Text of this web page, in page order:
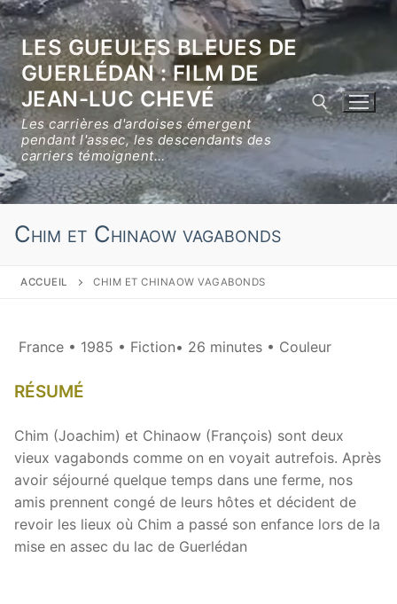
Aller
au
contenu
LES GUEULES BLEUES DE
GUERLÉDAN : FILM DE
JEAN-LUC CHEVÉ
Les carrières d'ardoises émergent
pendant l'assec, les descendants des
carriers témoignent…
Rechercher :
Chim et Chinaow vagabonds
ACCUEIL CHIM ET CHINAOW VAGABONDS
France • 1985 • Fiction• 26 minutes • Couleur
RÉSUMÉ
Chim (Joachim) et Chinaow (François) sont deux
vieux vagabonds comme on en voyait autrefois. Après
avoir séjourné quelque temps dans une ferme, nos
amis prennent congé de leurs hôtes et décident de
revoir les lieux où Chim a passé son enfance lors de la
mise en assec du lac de Guerlédan